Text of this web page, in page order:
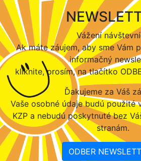
Vážení
Ak máte záujem, aby sme Vám
informačný
kliknite, prosím, na tlačítko
Ďakujeme za Váš
Vaše osobné údaje budú použité
KZP a nebudú poskytnuté bez
stranám.
ODBER